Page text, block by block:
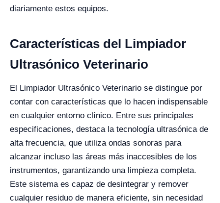
diariamente estos equipos.
Características del Limpiador
Ultrasónico Veterinario
El Limpiador Ultrasónico Veterinario se distingue por
contar con características que lo hacen indispensable
en cualquier entorno clínico. Entre sus principales
especificaciones, destaca la tecnología ultrasónica de
alta frecuencia, que utiliza ondas sonoras para
alcanzar incluso las áreas más inaccesibles de los
instrumentos, garantizando una limpieza completa.
Este sistema es capaz de desintegrar y remover
cualquier residuo de manera eficiente, sin necesidad